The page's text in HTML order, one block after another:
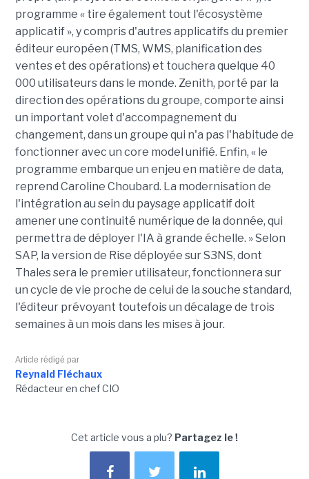
programme « tire également tout l'écosystème
applicatif », y compris d'autres applicatifs du premier
éditeur européen (TMS, WMS, planification des
ventes et des opérations) et touchera quelque 40
000 utilisateurs dans le monde. Zenith, porté par la
direction des opérations du groupe, comporte ainsi
un important volet d'accompagnement du
changement, dans un groupe qui n'a pas l'habitude de
fonctionner avec un core model unifié. Enfin, « le
programme embarque un enjeu en matière de data,
reprend Caroline Choubard. La modernisation de
l'intégration au sein du paysage applicatif doit
amener une continuité numérique de la donnée, qui
permettra de déployer l'IA à grande échelle. » Selon
SAP, la version de Rise déployée sur S3NS, dont
Thales sera le premier utilisateur, fonctionnera sur
un cycle de vie proche de celui de la souche standard,
l'éditeur prévoyant toutefois un décalage de trois
semaines à un mois dans les mises à jour.
Article rédigé par
Reynald Fléchaux
Rédacteur en chef CIO
Cet article vous a plu? Partagez le !